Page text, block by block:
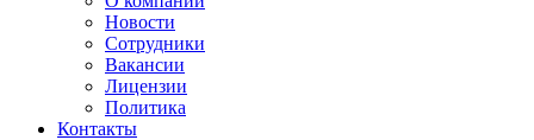
Новости
Сотрудники
Вакансии
Лицензии
Политика
Контакты